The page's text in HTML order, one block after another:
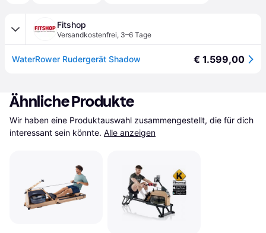
Fitshop
Versandkostenfrei, 3–6 Tage
WaterRower Rudergerät Shadow € 1.599,00
Ähnliche Produkte
Wir haben eine Produktauswahl zusammengestellt, die für dich
interessant sein könnte. Alle anzeigen